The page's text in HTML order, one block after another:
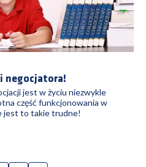
negocjatora!
jest w życiu niezwykle
część funkcjonowania w
jest to takie trudne!